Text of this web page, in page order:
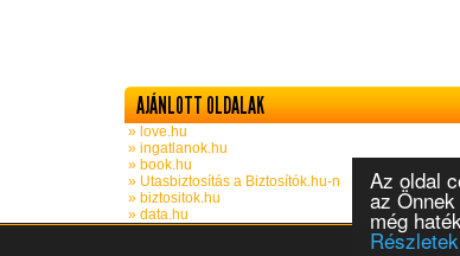
Az oldal
az
még
Részletek
AJÁNLOTT OLDALAK
» love.hu
» ingatlanok.hu
» book.hu
» Utasbiztosítás a Biztosítók.hu-n
» biztositok.hu
» data.hu